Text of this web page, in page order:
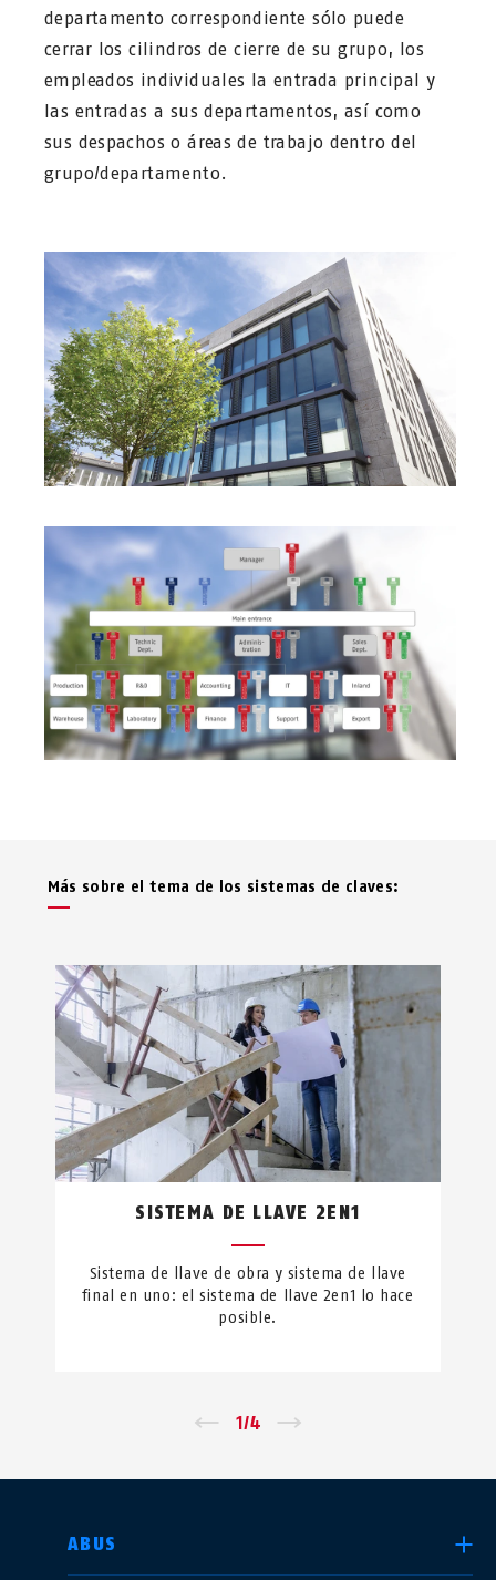
departamento correspondiente sólo puede
cerrar los cilindros de cierre de su grupo, los
empleados individuales la entrada principal y
las entradas a sus departamentos, así como
sus despachos o áreas de trabajo dentro del
grupo/departamento.
Más sobre el tema de los sistemas de claves:
SISTEMA DE LLAVE 2EN1
Sistema de llave de obra y sistema de llave
final en uno: el sistema de llave 2en1 lo hace
posible.
1/4
ABUS
SELECCIONE UN PAÍS